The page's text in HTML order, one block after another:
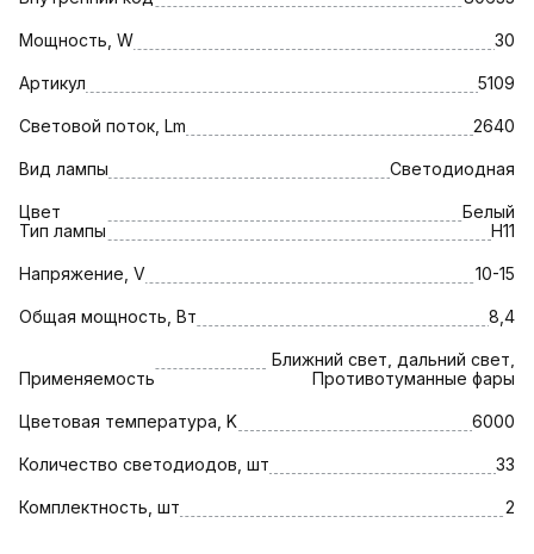
Мощность, W 30
Артикул 5109
Световой поток, Lm 2640
Вид лампы Светодиодная
Цвет
Белый
Тип лампы
H11
Напряжение, V 10-15
Общая мощность, Вт 8,4
Применяемость
Ближний свет, дальний свет,
Противотуманные фары
Цветовая температура, K 6000
Количество светодиодов, шт 33
Комплектность, шт 2